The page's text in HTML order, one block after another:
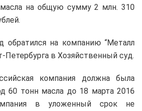
на общую сумму 2 млн. 310
обратился на компанию “Металл
Петербурга в Хозяйственный суд.
компания должна была
60 тонн масла до 18 марта 2016
в уложенный срок не